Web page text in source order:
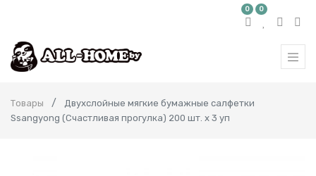
0 0
Товары
Двухслойные мягкие бумажные салфетки
Ssangyong (Счастливая прогулка) 200 шт. х 3 уп